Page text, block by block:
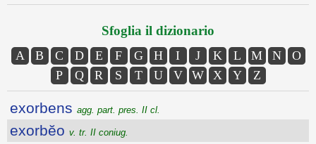
Sfoglia il dizionario
A B C D E F G H I J K L M N
O
P
Q R S T U V W X Y Z
exorbens agg. part. pres. II cl.
exorbĕo v. tr. II coniug.